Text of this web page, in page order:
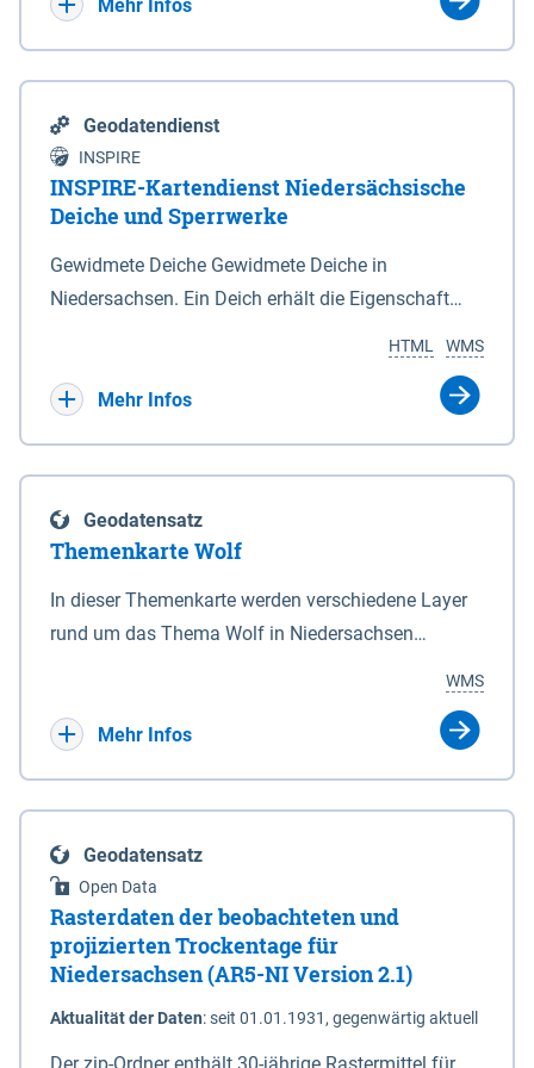
Mehr Infos
Geodatendienst
INSPIRE
INSPIRE-Kartendienst Niedersächsische
Deiche und Sperrwerke
Gewidmete Deiche Gewidmete Deiche in
Niedersachsen. Ein Deich erhält die Eigenschaft
Deichbehörde durch Verordnung ausspricht. Für
enthalten. Sperrwerke Sperrwerke sind Bauwerke
mit Sperrvorrichtungen in Tidegewässern, die dem
Schutz eines Gebietes vor erhöhten Tiden, vor allem
vor Sturmfluten, zu dienen bestimmt sind (§2 Abs.3
Eigenschaft eines Sperrwerkes durch Widmung, die
die Deichbehörde durch Verordnung ausspricht.
WMS
HTML
Mehr Infos
Geodatensatz
Themenkarte Wolf
In dieser Themenkarte werden verschiedene Layer
rund um das Thema Wolf in Niedersachsen
sowie Status der bestehenden Wolfsterritorien im
laufenden Monitoringjahr.
WMS
Mehr Infos
Geodatensatz
Open Data
Rasterdaten der beobachteten und
projizierten Trockentage für
Niedersachsen (AR5-NI Version 2.1)
Aktualität der Daten:seit 01.01.1931, gegenwärtig aktuell